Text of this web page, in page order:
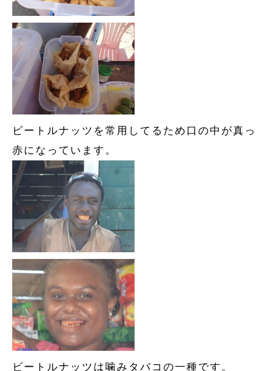
ビートルナッツを常用してるため口の中が真っ
赤になっています。
ビートルナッツは噛みタバコの一種です。